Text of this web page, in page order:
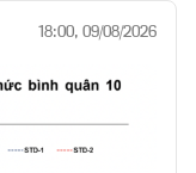
18:00, 09/08/2026